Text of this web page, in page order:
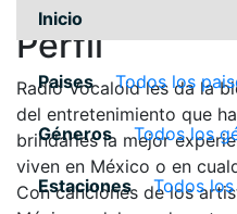
Inicio
Paises Todos los
Géneros Todos los
Estaciones Todos
Pérfil
Radio Vocaloid les da la
del entretenimiento que
brindarles la mejor
viven en México o en
Con canciones de los